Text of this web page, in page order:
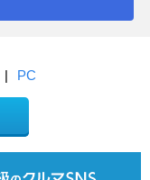
| PC